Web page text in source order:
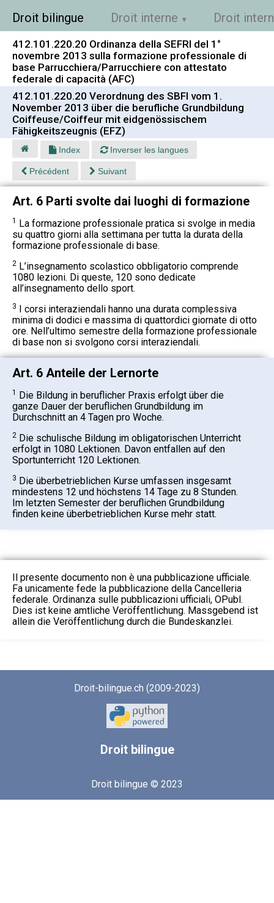
Droit bilingue Droit interne Droit
412.101.220.20 Ordinanza della SEFRI del 1°
novembre 2013 sulla formazione professionale di
base Parrucchiera/Parrucchiere con attestato
federale di capacità (AFC)
412.101.220.20 Verordnung des SBFI vom 1.
November 2013 über die berufliche Grundbildung
Coiffeuse/Coiffeur mit eidgenössischem
Fähigkeitszeugnis (EFZ)
Index Inverser les langues
Précédent Suivant
Art. 6 Parti svolte dai luoghi di formazione
1 La formazione professionale pratica si svolge in media
su quattro giorni alla settimana per tutta la durata della
formazione professionale di base.
2 L’insegnamento scolastico obbligatorio comprende
1080 lezioni. Di queste, 120 sono dedicate
all’insegnamento dello sport.
3 I corsi interaziendali hanno una durata complessiva
minima di dodici e massima di quattordici giornate di otto
ore. Nell’ultimo semestre della formazione professionale
di base non si svolgono corsi interaziendali.
Art. 6 Anteile der Lernorte
1 Die Bildung in beruflicher Praxis erfolgt über die
ganze Dauer der beruflichen Grundbildung im
Durchschnitt an 4 Tagen pro Woche.
2 Die schulische Bildung im obligatorischen Unterricht
erfolgt in 1080 Lektionen. Davon entfallen auf den
Sportunterricht 120 Lektionen.
3 Die überbetrieblichen Kurse umfassen insgesamt
mindestens 12 und höchstens 14 Tage zu 8 Stunden.
Im letzten Semester der beruflichen Grundbildung
finden keine überbetrieblichen Kurse mehr statt.
Il presente documento non è una pubblicazione ufficiale.
Fa unicamente fede la pubblicazione della Cancelleria
federale. Ordinanza sulle pubblicazioni ufficiali, OPubl.
Dies ist keine amtliche Veröffentlichung. Massgebend ist
allein die Veröffentlichung durch die Bundeskanzlei.
Droit-bilingue.ch (2009-2023)
Droitbilingue
Droit bilingue © 2023